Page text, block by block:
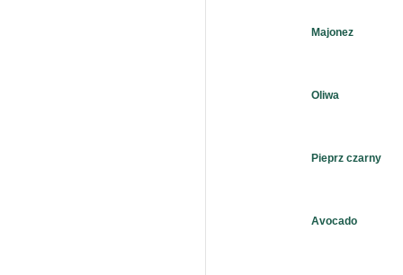
Majonez
Oliwa
Pieprz czarny
Avocado